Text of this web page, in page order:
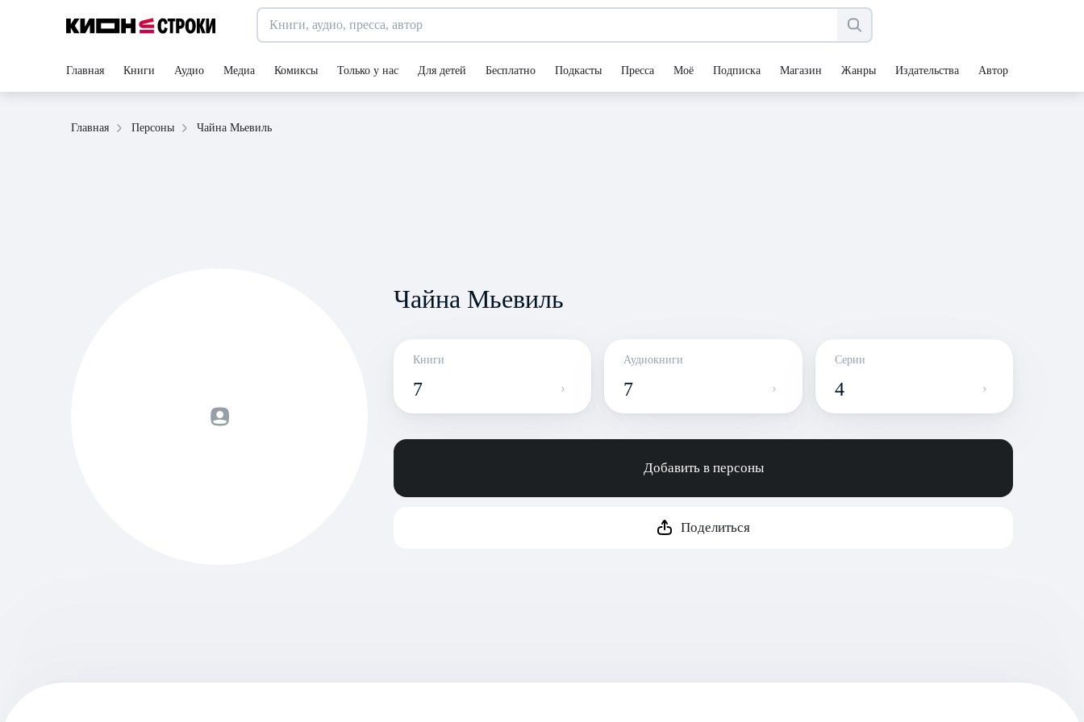
Главная Книги Аудио Медиа Комиксы Только у нас Для детей Бесплатно Подкасты Пресса Моё Подписка Магазин Жанры Издательства Авторы
Главная Персоны Чайна Мьевиль
Чайна Мьевиль
Книги
7
Аудиокниги
7
Серии
4
Добавить в персоны
Поделиться